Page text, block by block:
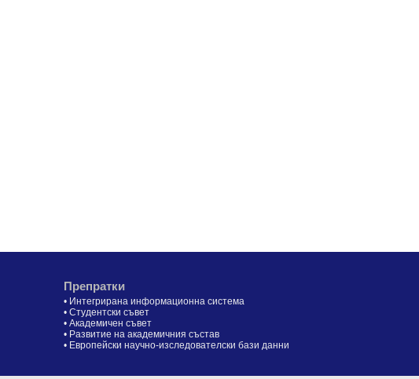
Препратки
• Интегрирана информационна система
•Студентски съвет
•Академичен съвет
• Развитие на академичния състав
• Европейски научно-изследователски бази данни